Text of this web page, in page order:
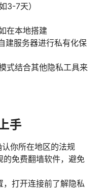
3-7天）
在本地搭建
建服务器进行私有化保
式结合其他隐私工具来
手
你所在地区的法规
免费翻墙软件，避免
打开连接前了解隐私